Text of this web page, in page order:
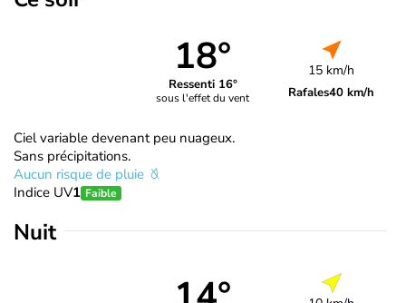
18°
Ressenti 16°
sous l'effet du vent
15 km/h
Rafales40 km/h
Ciel variable devenant peu nuageux.
Sans précipitations.
Aucun risque de pluie
Indice UV1 Faible
Nuit